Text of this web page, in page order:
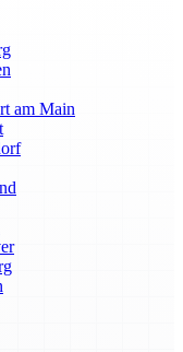
am Main